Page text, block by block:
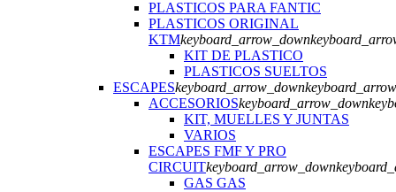
PLASTICOS PARA FANTIC
PLASTICOS ORIGINAL
KTMkeyboard_arrow_down
KIT DE PLASTICO
PLASTICOS SUELTOS
ESCAPESkeyboard_arrow_down
ACCESORIOSkeyboard_arrow_down
KIT, MUELLES Y JUNTAS
VARIOS
ESCAPES FMF Y PRO
CIRCUITkeyboard_arrow_down
GAS GAS